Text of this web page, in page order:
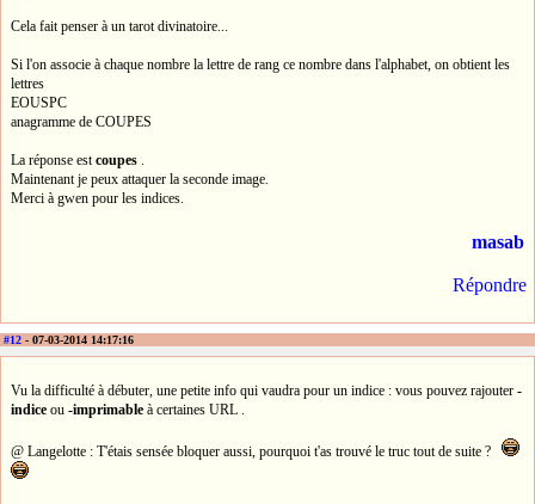
Cela fait penser à un tarot divinatoire...
Si l'on associe à chaque nombre la lettre de rang ce nombre dans l'alphabet, on obtient les
lettres
EOUSPC
anagramme de COUPES
La réponse est coupes
Maintenant je peux attaquer la seconde image.
Merci à gwen pour les indices.
masab
Répondre
#12 - 07-03-2014 14:17:16
Vu la difficulté à débuter, une petite info qui vaudra pour un indice : vous pouvez rajouter -
indice ou -imprimable à certaines URL .
@ Langelotte : T'étais sensée bloquer aussi, pourquoi t'as trouvé le truc tout de suite ?